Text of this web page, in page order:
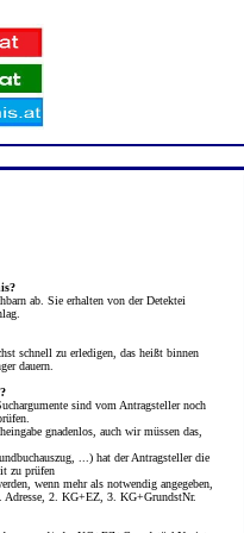
ab. Sie erhalten von der Detektei
schnell zu erledigen, das heißt binnen
dauern.
sind vom Antragsteller noch
gnadenlos, auch wir müssen das,
...) hat der Antragsteller die
zu prüfen
wenn mehr als notwendig angegeben,
Adresse, 2. KG+EZ, 3. KG+GrundstNr.